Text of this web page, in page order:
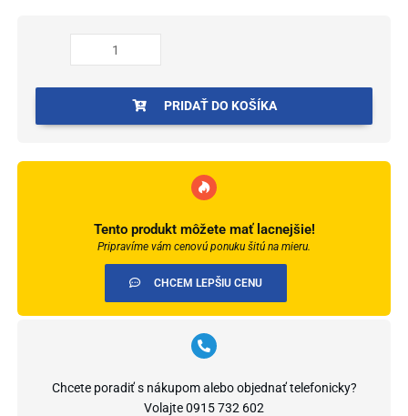
canella
PRIDAŤ DO KOŠÍKA
Tento produkt môžete mať lacnejšie!
Pripravíme vám cenovú ponuku šitú na mieru.
CHCEM LEPŠIU CENU
Chcete poradiť s nákupom alebo objednať telefonicky?
Volajte0915 732 602